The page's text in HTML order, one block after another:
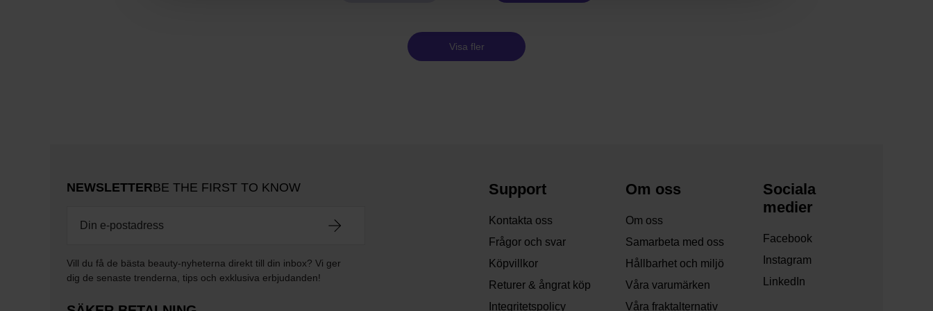
Visa fler
NEWSLETTERBE THE FIRST TO KNOW
Vill du få de bästa beauty-nyheterna direkt till din inbox? Vi ger
dig de senaste trenderna, tips och exklusiva erbjudanden!
Support
Kontakta oss
Frågor och svar
Köpvillkor
Returer & ångrat köp
Integritetspolicy
Om oss
Om oss
Samarbeta med oss
Hållbarhet och miljö
Våra varumärken
Våra fraktalternativ
Sociala
medier
Facebook
Instagram
LinkedIn